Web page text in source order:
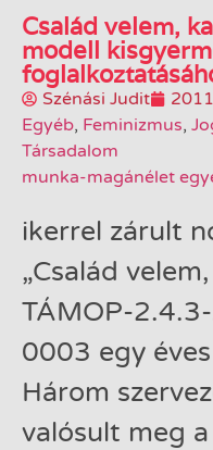
Család velem,
modell
Szénási Judit
Egyéb, Feminizmus,
Társadalom
munka-magánélet
ikerrel zárult
„Család
TÁMOP-
0003 egy
Három
valósult meg